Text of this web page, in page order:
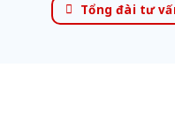
Tổng đài tư